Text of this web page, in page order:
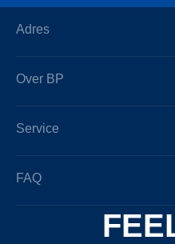
Adres
Over BP
Service
FAQ